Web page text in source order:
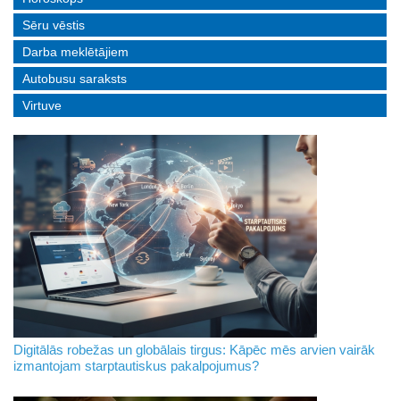
Sēru vēstis
Darba meklētājiem
Autobusu saraksts
Virtuve
Digitālās robežas un globālais tirgus: Kāpēc mēs arvien vairāk
izmantojam starptautiskus pakalpojumus?